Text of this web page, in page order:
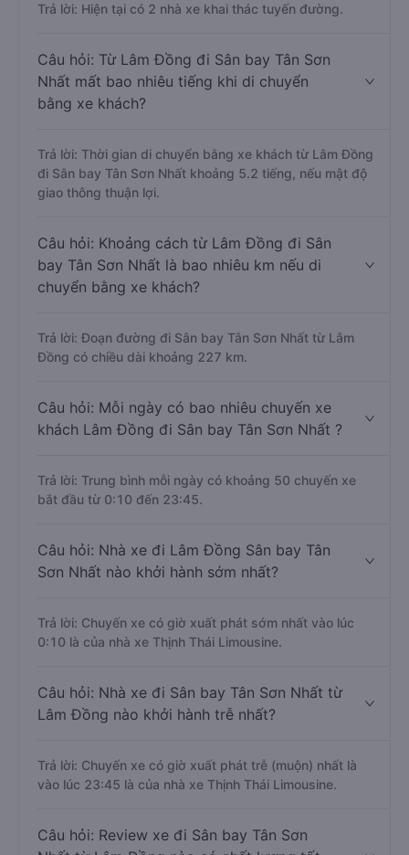
Trả lời: Hiện tại có 2 nhà xe khai thác tuyến đường.
Câu hỏi: Từ Lâm Đồng đi Sân bay Tân Sơn
Nhất mất bao nhiêu tiếng khi di chuyển
bằng xe khách?
Trả lời: Thời gian di chuyển bằng xe khách từ Lâm Đồng
đi Sân bay Tân Sơn Nhất khoảng 5.2 tiếng, nếu mật độ
giao thông thuận lợi.
Câu hỏi: Khoảng cách từ Lâm Đồng đi Sân
bay Tân Sơn Nhất là bao nhiêu km nếu di
chuyển bằng xe khách?
Trả lời: Đoạn đường đi Sân bay Tân Sơn Nhất từ Lâm
Đồng có chiều dài khoảng 227 km.
Câu hỏi: Mỗi ngày có bao nhiêu chuyến xe
khách Lâm Đồng đi Sân bay Tân Sơn Nhất ?
Trả lời: Trung bình mỗi ngày có khoảng 50 chuyến xe
bắt đầu từ 0:10 đến 23:45.
Câu hỏi: Nhà xe đi Lâm Đồng Sân bay Tân
Sơn Nhất nào khởi hành sớm nhất?
Trả lời: Chuyến xe có giờ xuất phát sớm nhất vào lúc
0:10 là của nhà xe Thịnh Thái Limousine.
Câu hỏi: Nhà xe đi Sân bay Tân Sơn Nhất từ
Lâm Đồng nào khởi hành trễ nhất?
Trả lời: Chuyến xe có giờ xuất phát trễ (muộn) nhất là
vào lúc 23:45 là của nhà xe Thịnh Thái Limousine.
Câu hỏi: Review xe đi Sân bay Tân Sơn